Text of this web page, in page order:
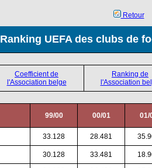
Retour
Ranking UEFA des clubs de
Coefficient de
l'Association belge
Ranking de
l'Association
99/00 00/01 01/
33.128 28.481
30.128 33.481